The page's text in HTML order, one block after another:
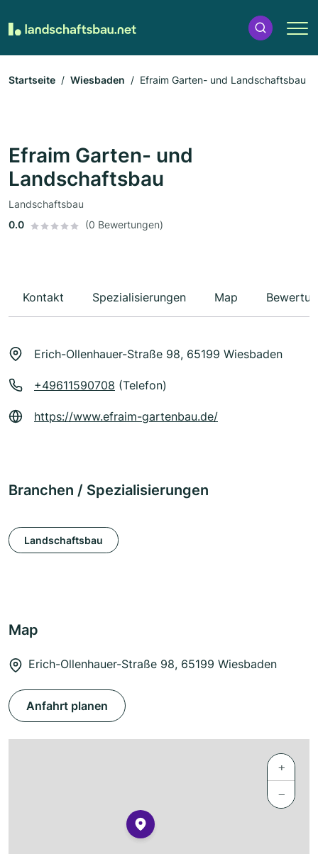
Startseite Wiesbaden Efraim Garten- und Landschaftsbau
Efraim Garten- und
Landschaftsbau
Landschaftsbau
0.0
(0 Bewertungen)
Kontakt Spezialisierungen Map
Erich-Ollenhauer-Straße 98, 65199 Wiesbaden
+49611590708 (Telefon)
https://www.efraim-gartenbau.de/
Branchen / Spezialisierungen
Landschaftsbau
Map
Erich-Ollenhauer-Straße 98, 65199 Wiesbaden
Anfahrt planen
+
−